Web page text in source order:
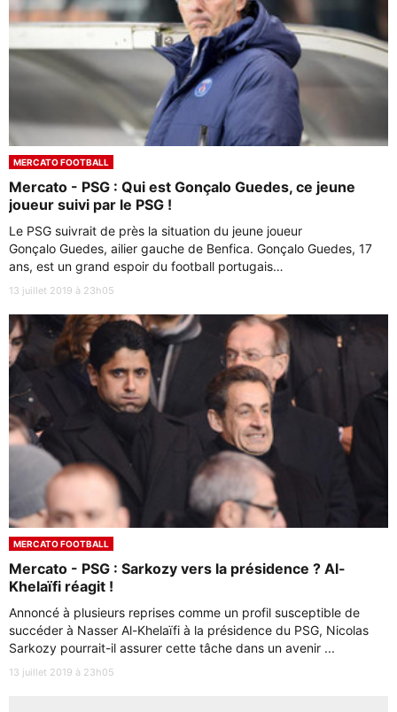
MERCATO FOOTBALL
Mercato - PSG : Qui est Gonçalo Guedes, ce jeune
joueur suivi par le PSG !
Le PSG suivrait de près la situation du jeune joueur
Gonçalo Guedes, ailier gauche de Benfica. Gonçalo Guedes, 17
ans, est un grand espoir du football portugais…
13 juillet 2019 à 23h05
MERCATO FOOTBALL
Mercato - PSG : Sarkozy vers la présidence ? Al-
Khelaïfi réagit !
Annoncé à plusieurs reprises comme un profil susceptible de
succéder à Nasser Al-Khelaïfi à la présidence du PSG, Nicolas
Sarkozy pourrait-il assurer cette tâche dans un avenir ...
13 juillet 2019 à 23h05